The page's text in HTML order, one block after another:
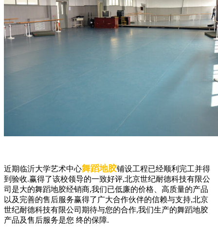
近期临沂大学艺术中心舞蹈地胶铺设工程已经顺利完工并得
到验收.赢得了该校领导的一致好评,北京世纪耐德科技有限公
司是大的舞蹈地胶经销商,我们已低廉的价格、高质量的产品
以及完善的售后服务赢得了广大合作伙伴的信赖与支持,北京
世纪耐德科技有限公司期待与您的合作,我们生产的舞蹈地胶
产品及售后服务是您 终的保障.